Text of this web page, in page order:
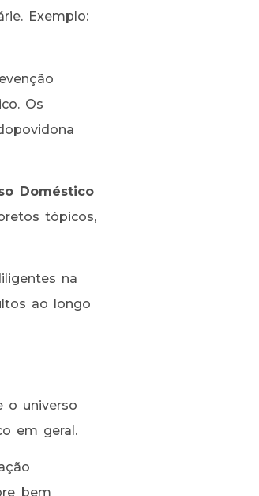
Exemplo:
Os
Doméstico
tópicos,
na
ao longo
o universo
em geral.
bem